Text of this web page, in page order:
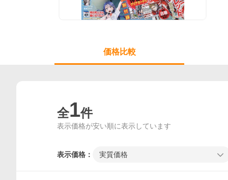
価格比較
全1件
表示価格が安い順に表示しています
表示価格： 実質価格